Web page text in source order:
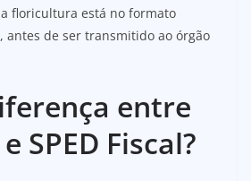
floricultura está no formato
antes de ser transmitido ao órgão
entre
SPED Fiscal?